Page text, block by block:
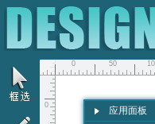
应用面板
父层
六月设计客户QQ群
我们将会在QQ群公告发布关于我们
配套工具的更新动态。
0 50
0